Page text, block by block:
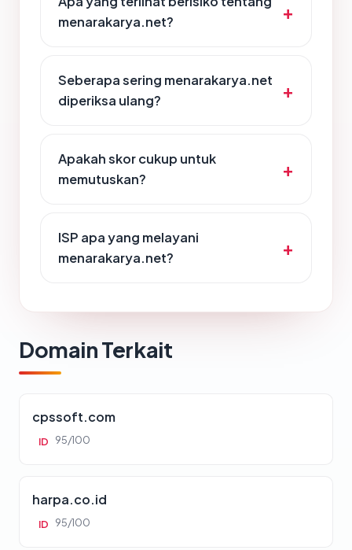
menarakarya.net?
Seberapa sering menarakarya.net
diperiksa ulang?
Apakah skor cukup untuk
memutuskan?
ISP apa yang melayani
menarakarya.net?
Domain Terkait
cpssoft.com
ID 95/100
harpa.co.id
ID 95/100